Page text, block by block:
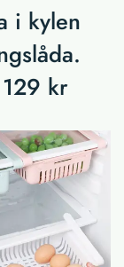
i kylen
kr